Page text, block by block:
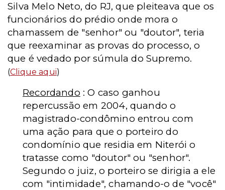
Silva Melo Neto, do RJ, que pleiteava que os
funcionários do prédio onde mora o
chamassem de "senhor" ou "doutor", teria
que reexaminar as provas do processo, o
que é vedado por súmula do Supremo.
(Clique aqui)
Recordando : O caso ganhou
repercussão em 2004, quando o
magistrado-condômino entrou com
uma ação para que o porteiro do
condomínio que residia em Niterói o
tratasse como "doutor" ou "senhor".
Segundo o juiz, o porteiro se dirigia a ele
com "intimidade", chamando-o de "você"